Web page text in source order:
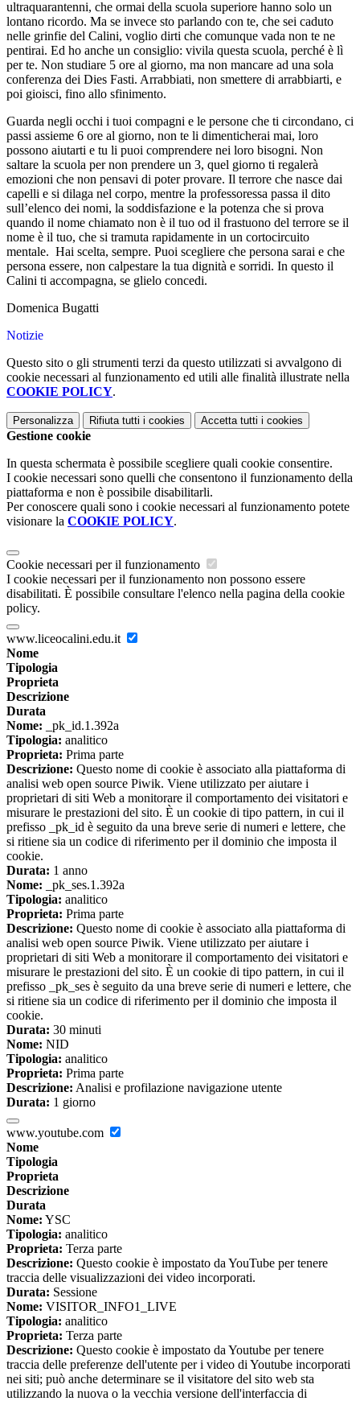
ultraquarantenni, che ormai della scuola superiore hanno solo un
lontano ricordo. Ma se invece sto parlando con te, che sei caduto
nelle grinfie del Calini, voglio dirti che comunque vada non te ne
pentirai. Ed ho anche un consiglio: vivila questa scuola, perché è lì
per te. Non studiare 5 ore al giorno, ma non mancare ad una sola
conferenza dei Dies Fasti. Arrabbiati, non smettere di arrabbiarti, e
poi gioisci, fino allo sfinimento.
Guarda negli occhi i tuoi compagni e le persone che ti circondano, ci
passi assieme 6 ore al giorno, non te li dimenticherai mai, loro
possono aiutarti e tu li puoi comprendere nei loro bisogni. Non
saltare la scuola per non prendere un 3, quel giorno ti regalerà
emozioni che non pensavi di poter provare. Il terrore che nasce dai
capelli e si dilaga nel corpo, mentre la professoressa passa il dito
sull’elenco dei nomi, la soddisfazione e la potenza che si prova
quando il nome chiamato non è il tuo od il frastuono del terrore se il
nome è il tuo, che si tramuta rapidamente in un cortocircuito
mentale. Hai scelta, sempre. Puoi scegliere che persona sarai e che
persona essere, non calpestare la tua dignità e sorridi. In questo il
Calini ti accompagna, se glielo concedi.
Domenica Bugatti
Notizie
Questo sito o gli strumenti terzi da questo utilizzati si avvalgono di
cookie necessari al funzionamento ed utili alle finalità illustrate nella
COOKIE POLICY.
Personalizza Rifiuta tutti i cookies Accetta tutti i cookies
Gestione cookie
In questa schermata è possibile scegliere quali cookie consentire.
I cookie necessari sono quelli che consentono il funzionamento della
piattaforma e non è possibile disabilitarli.
Per conoscere quali sono i cookie necessari al funzionamento potete
visionare la COOKIE POLICY.
Cookie necessari per il funzionamento
I cookie necessari per il funzionamento non possono essere
disabilitati. È possibile consultare l'elenco nella pagina della cookie
policy.
www.liceocalini.edu.it
Nome
Tipologia
Proprieta
Descrizione
Durata
Nome: _pk_id.1.392a
Tipologia: analitico
Proprieta: Prima parte
Descrizione: Questo nome di cookie è associato alla piattaforma di
analisi web open source Piwik. Viene utilizzato per aiutare i
proprietari di siti Web a monitorare il comportamento dei visitatori e
misurare le prestazioni del sito. È un cookie di tipo pattern, in cui il
prefisso _pk_id è seguito da una breve serie di numeri e lettere, che
si ritiene sia un codice di riferimento per il dominio che imposta il
cookie.
Durata: 1 anno
Nome: _pk_ses.1.392a
Tipologia: analitico
Proprieta: Prima parte
Descrizione: Questo nome di cookie è associato alla piattaforma di
analisi web open source Piwik. Viene utilizzato per aiutare i
proprietari di siti Web a monitorare il comportamento dei visitatori e
misurare le prestazioni del sito. È un cookie di tipo pattern, in cui il
prefisso _pk_ses è seguito da una breve serie di numeri e lettere, che
si ritiene sia un codice di riferimento per il dominio che imposta il
cookie.
Durata: 30 minuti
Nome: NID
Tipologia: analitico
Proprieta: Prima parte
Descrizione: Analisi e profilazione navigazione utente
Durata: 1 giorno
www.youtube.com
Nome
Tipologia
Proprieta
Descrizione
Durata
Nome: YSC
Tipologia: analitico
Proprieta: Terza parte
Descrizione: Questo cookie è impostato da YouTube per tenere
traccia delle visualizzazioni dei video incorporati.
Durata: Sessione
Nome: VISITOR_INFO1_LIVE
Tipologia: analitico
Proprieta: Terza parte
Descrizione: Questo cookie è impostato da Youtube per tenere
traccia delle preferenze dell'utente per i video di Youtube incorporati
nei siti; può anche determinare se il visitatore del sito web sta
utilizzando la nuova o la vecchia versione dell'interfaccia di